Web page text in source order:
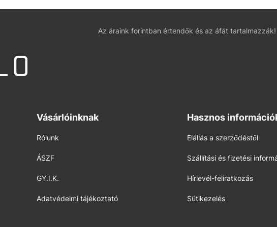
Az áraink forintban értendők és az áfát tartalmazzák!
Vásárlóinknak
Rólunk
ÁSZF
GY.I.K.
Adatvédelmi tájékoztató
Hasznos
Elállás a szerződéstől
Szállítási és fizetési
Hírlevél-feliratkozás
Sütikezelés